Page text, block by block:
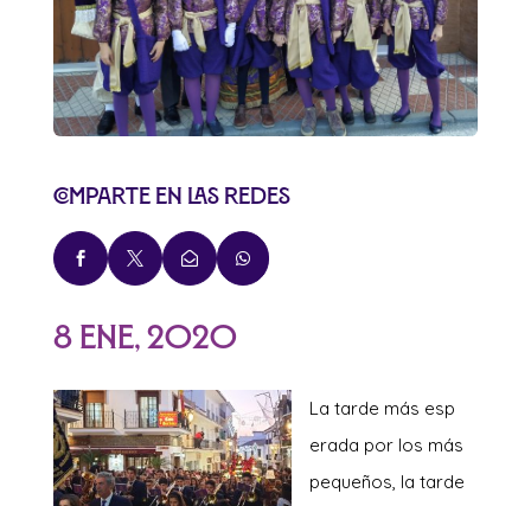
Comparte en las redes
   
8 Ene, 2020
La tarde más esp
erada por los más
pequeños, la tarde